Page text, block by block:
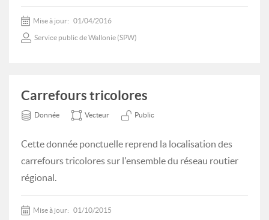
Mise à jour: 01/04/2016
Service public de Wallonie (SPW)
Carrefours tricolores
Donnée Vecteur Public
Cette donnée ponctuelle reprend la localisation des
carrefours tricolores sur l'ensemble du réseau routier
régional.
Mise à jour: 01/10/2015